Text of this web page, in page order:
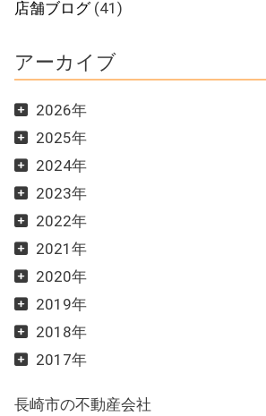
店舗ブログ(41)
アーカイブ
2026年
2025年
2024年
2023年
2022年
2021年
2020年
2019年
2018年
2017年
長崎市の不動産会社